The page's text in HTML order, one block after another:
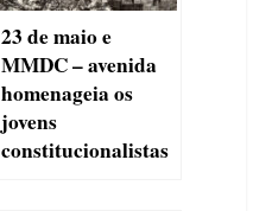
23 de maio e
MMDC – avenida
homenageia os
jovens
constitucionalistas